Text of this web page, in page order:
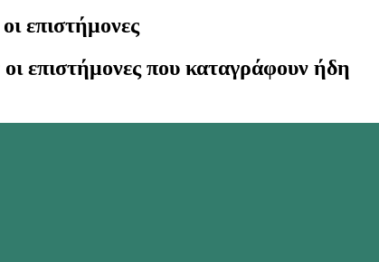
επιστήμονες
επιστήμονες που καταγράφουν ήδη